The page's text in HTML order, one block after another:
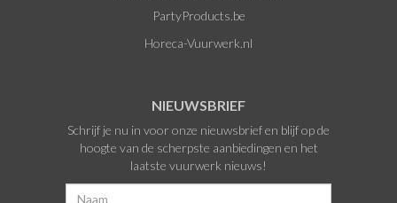
PartyProducts.be
Horeca-Vuurwerk.nl
NIEUWSBRIEF
Schrijf je nu in voor onze nieuwsbrief en blijf op de
hoogte van de scherpste aanbiedingen en het
laatste vuurwerk nieuws!